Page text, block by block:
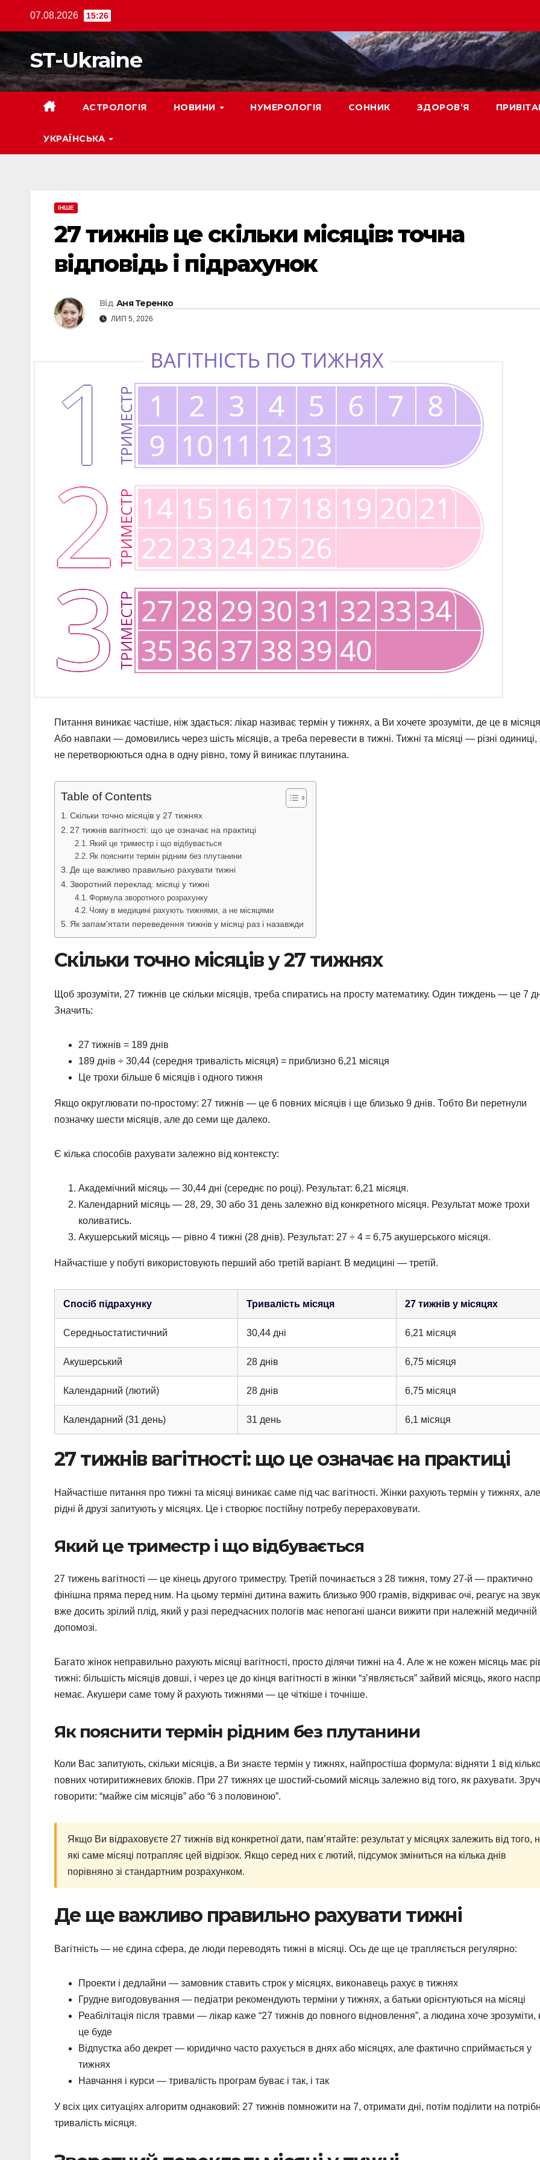
07.08.2026 15:26
ST-Ukraine
АСТРОЛОГІЯ НОВИНИ НУМЕРОЛОГІЯ СОННИК ЗДОРОВ’Я
УКРАЇНСЬКА
ІНШЕ
27 тижнів це скільки місяців: точна
відповідь і підрахунок
Від Аня Теренко
ЛИП 5, 2026
Питання виникає частіше, ніж здається: лікар називає термін у тижнях, а Ви хочете зрозуміти, де це в
Або навпаки — домовились через шість місяців, а треба перевести в тижні. Тижні та місяці — різні одиниці,
не перетворюються одна в одну рівно, тому й виникає плутанина.
Table of Contents
Скільки точно місяців у 27 тижнях
27 тижнів вагітності: що це означає на практиці
Який це триместр і що відбувається
Як пояснити термін рідним без плутанини
Де ще важливо правильно рахувати тижні
Зворотний переклад: місяці у тижні
Формула зворотного розрахунку
Чому в медицині рахують тижнями, а не місяцями
Як запам’ятати переведення тижнів у місяці раз і назавжди
Скільки точно місяців у 27 тижнях
Щоб зрозуміти, 27 тижнів це скільки місяців, треба спиратись на просту математику. Один тиждень — це 7
Значить:
27 тижнів = 189 днів
189 днів ÷ 30,44 (середня тривалість місяця) = приблизно 6,21 місяця
Це трохи більше 6 місяців і одного тижня
Якщо округлювати по-простому: 27 тижнів — це 6 повних місяців і ще близько 9 днів. Тобто Ви перетнули
позначку шести місяців, але до семи ще далеко.
Є кілька способів рахувати залежно від контексту:
Академічний місяць — 30,44 дні (середнє по році). Результат: 6,21 місяця.
Календарний місяць — 28, 29, 30 або 31 день залежно від конкретного місяця. Результат може трохи
коливатись.
Акушерський місяць — рівно 4 тижні (28 днів). Результат: 27 ÷ 4 = 6,75 акушерського місяця.
Найчастіше у побуті використовують перший або третій варіант. В медицині — третій.
Спосіб підрахунку Тривалість місяця 27 тижнів у місяцях
Середньостатистичний 30,44 дні 6,21 місяця
Акушерський 28 днів 6,75 місяця
Календарний (лютий) 28 днів 6,75 місяця
Календарний (31 день) 31 день 6,1 місяця
27 тижнів вагітності: що це означає на практиці
Найчастіше питання про тижні та місяці виникає саме під час вагітності. Жінки рахують термін у тижнях, але
рідні й друзі запитують у місяцях. Це і створює постійну потребу перераховувати.
Який це триместр і що відбувається
27 тижень вагітності — це кінець другого триместру. Третій починається з 28 тижня, тому 27-й — практично
фінішна пряма перед ним. На цьому терміні дитина важить близько 900 грамів, відкриває очі, реагує на
вже досить зрілий плід, який у разі передчасних пологів має непогані шанси вижити при належній медичній
допомозі.
Багато жінок неправильно рахують місяці вагітності, просто ділячи тижні на 4. Але ж не кожен місяць має
тижні: більшість місяців довші, і через це до кінця вагітності в жінки “з’являється” зайвий місяць, якого
немає. Акушери саме тому й рахують тижнями — це чіткіше і точніше.
Як пояснити термін рідним без плутанини
Коли Вас запитують, скільки місяців, а Ви знаєте термін у тижнях, найпростіша формула: відняти 1 від
повних чотиритижневих блоків. При 27 тижнях це шостий-сьомий місяць залежно від того, як рахувати.
говорити: “майже сім місяців” або “6 з половиною”.
Якщо Ви відраховуєте 27 тижнів від конкретної дати, пам’ятайте: результат у місяцях залежить від того,
які саме місяці потрапляє цей відрізок. Якщо серед них є лютий, підсумок зміниться на кілька днів
порівняно зі стандартним розрахунком.
Де ще важливо правильно рахувати тижні
Вагітність — не єдина сфера, де люди переводять тижні в місяці. Ось де ще це трапляється регулярно:
Проекти і дедлайни — замовник ставить строк у місяцях, виконавець рахує в тижнях
Грудне вигодовування — педіатри рекомендують терміни у тижнях, а батьки орієнтуються на місяці
Реабілітація після травми — лікар каже “27 тижнів до повного відновлення”, а людина хоче зрозуміти,
це буде
Відпустка або декрет — юридично часто рахується в днях або місяцях, але фактично сприймається у
тижнях
Навчання і курси — тривалість програм буває і так, і так
У всіх цих ситуаціях алгоритм однаковий: 27 тижнів помножити на 7, отримати дні, потім поділити на
тривалість місяця.